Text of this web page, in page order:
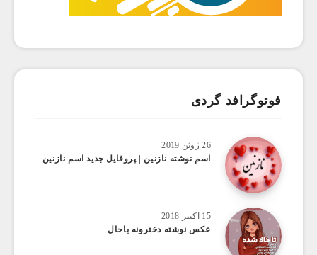
فوتوگرافد گردی
26 ژوئن 2019
اسم نوشته نازنین | پروفایل جدید اسم نازنین
15 اکتبر 2018
عکس نوشته دخترونه باحال